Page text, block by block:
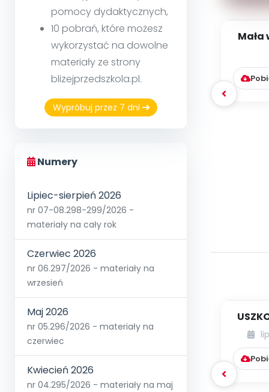
pomocy dydaktycznych,
10 pobrań, które możesz
wykorzystać na dowolne
materiały ze strony
blizejprzedszkola.pl.
Wypróbuj przez 7 dni
Numery
Lipiec-sierpień 2026
nr 07-08.298-299/2026 -
materiały na cały rok
Czerwiec 2026
nr 06.297/2026 - materiały na
wrzesień
Maj 2026
nr 05.296/2026 - materiały na
czerwiec
Kwiecień 2026
nr 04.295/2026 - materiały na maj
Mała